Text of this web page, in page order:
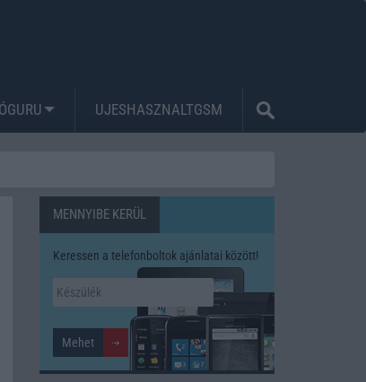
UJESHASZNALTGSM
MENNYIBE KERÜL
Keressen a telefonboltok ajánlatai között!